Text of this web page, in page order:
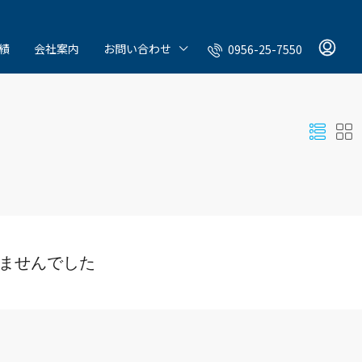
会社案内 お問い合わせ 0956-25-7550
せんでした